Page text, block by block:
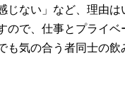
じない」など、理由
ので、仕事とプライ
も気の合う者同士の